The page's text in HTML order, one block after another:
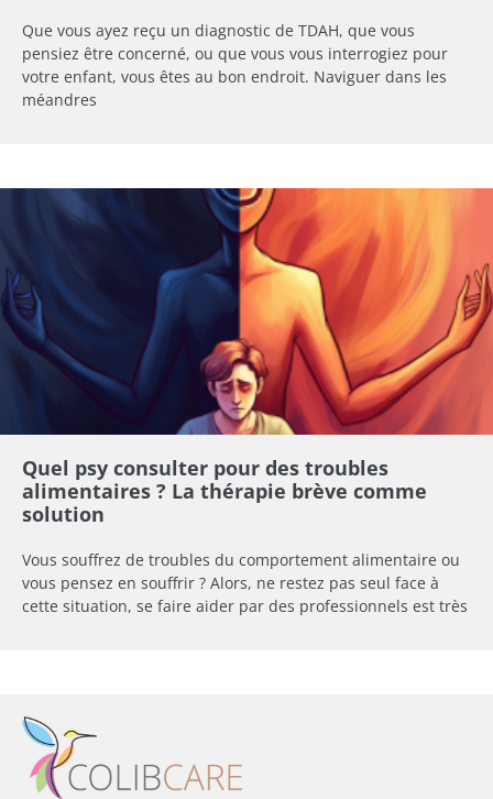
Que vous ayez reçu un diagnostic de TDAH, que vous
pensiez être concerné, ou que vous vous interrogiez pour
votre enfant, vous êtes au bon endroit. Naviguer dans les
méandres
Quel psy consulter pour des troubles
alimentaires ? La thérapie brève comme
solution
Vous souffrez de troubles du comportement alimentaire ou
vous pensez en souffrir ? Alors, ne restez pas seul face à
cette situation, se faire aider par des professionnels est très